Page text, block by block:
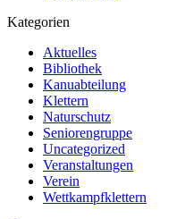
Kategorien
Aktuelles
Bibliothek
Kanuabteilung
Klettern
Naturschutz
Seniorengruppe
Uncategorized
Veranstaltungen
Verein
Wettkampfklettern